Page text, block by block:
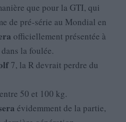
que pour la GTI, qui
de pré-série au Mondial en
officiellement présentée à
la foulée.
7, la R devrait perdre du
50 et 100 kg.
évidemment de la partie,